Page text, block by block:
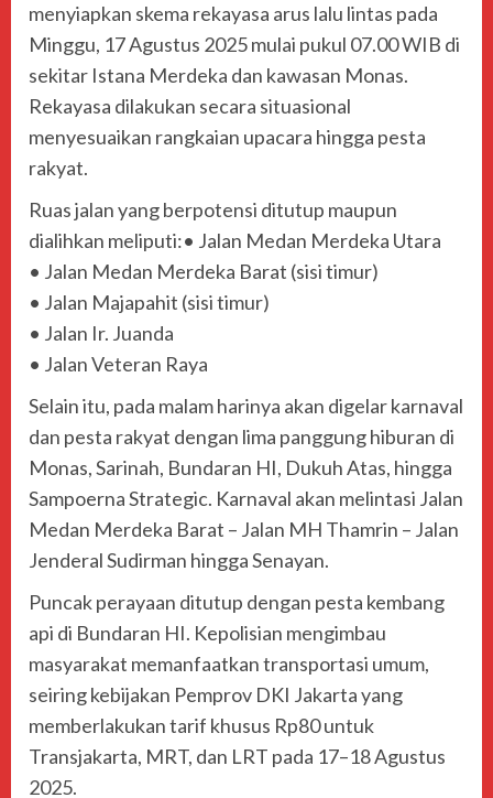
menyiapkan skema rekayasa arus lalu lintas pada
Minggu, 17 Agustus 2025 mulai pukul 07.00 WIB di
sekitar Istana Merdeka dan kawasan Monas.
Rekayasa dilakukan secara situasional
menyesuaikan rangkaian upacara hingga pesta
rakyat.
Ruas jalan yang berpotensi ditutup maupun
dialihkan meliputi:• Jalan Medan Merdeka Utara
• Jalan Medan Merdeka Barat (sisi timur)
• Jalan Majapahit (sisi timur)
• Jalan Ir. Juanda
• Jalan Veteran Raya
Selain itu, pada malam harinya akan digelar karnaval
dan pesta rakyat dengan lima panggung hiburan di
Monas, Sarinah, Bundaran HI, Dukuh Atas, hingga
Sampoerna Strategic. Karnaval akan melintasi Jalan
Medan Merdeka Barat – Jalan MH Thamrin – Jalan
Jenderal Sudirman hingga Senayan.
Puncak perayaan ditutup dengan pesta kembang
api di Bundaran HI. Kepolisian mengimbau
masyarakat memanfaatkan transportasi umum,
seiring kebijakan Pemprov DKI Jakarta yang
memberlakukan tarif khusus Rp80 untuk
Transjakarta, MRT, dan LRT pada 17–18 Agustus
2025.